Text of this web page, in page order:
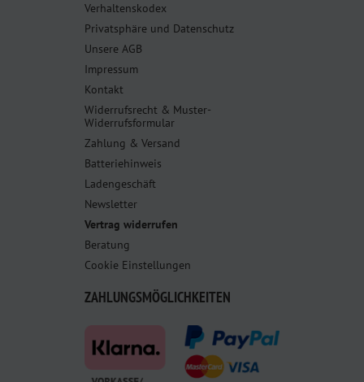
Verhaltenskodex
Privatsphäre und Datenschutz
Unsere AGB
Impressum
Kontakt
Widerrufsrecht & Muster-
Widerrufsformular
Zahlung & Versand
Batteriehinweis
Ladengeschäft
Newsletter
Vertrag widerrufen
Beratung
Cookie Einstellungen
ZAHLUNGSMÖGLICHKEITEN